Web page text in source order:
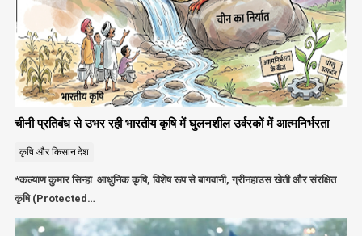
चीनी प्रतिबंध से उभर रही भारतीय कृषि में घुलनशील उर्वरकों में आत्मनिर्भरता
कृषि और किसानदेश
*कल्याण कुमार सिन्हा आधुनिक कृषि, विशेष रूप से बागवानी, ग्रीनहाउस खेती और संरक्षित
कृषि (Protected…